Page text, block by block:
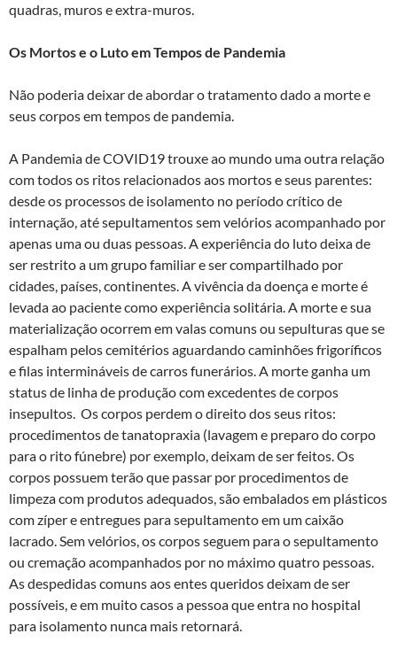
quadras, muros e extra-muros.
Os Mortos e o Luto em Tempos de Pandemia
Não poderia deixar de abordar o tratamento dado a morte e
seus corpos em tempos de pandemia.
A Pandemia de COVID19 trouxe ao mundo uma outra relação
com todos os ritos relacionados aos mortos e seus parentes:
desde os processos de isolamento no período crítico de
internação, até sepultamentos sem velórios acompanhado por
apenas uma ou duas pessoas. A experiência do luto deixa de
ser restrito a um grupo familiar e ser compartilhado por
cidades, países, continentes. A vivência da doença e morte é
levada ao paciente como experiência solitária. A morte e sua
materialização ocorrem em valas comuns ou sepulturas que se
espalham pelos cemitérios aguardando caminhões frigoríficos
e filas intermináveis de carros funerários. A morte ganha um
status de linha de produção com excedentes de corpos
insepultos. Os corpos perdem o direito dos seus ritos:
procedimentos de tanatopraxia (lavagem e preparo do corpo
para o rito fúnebre) por exemplo, deixam de ser feitos. Os
corpos possuem terão que passar por procedimentos de
limpeza com produtos adequados, são embalados em plásticos
com zíper e entregues para sepultamento em um caixão
lacrado. Sem velórios, os corpos seguem para o sepultamento
ou cremação acompanhados por no máximo quatro pessoas.
As despedidas comuns aos entes queridos deixam de ser
possíveis, e em muito casos a pessoa que entra no hospital
para isolamento nunca mais retornará.